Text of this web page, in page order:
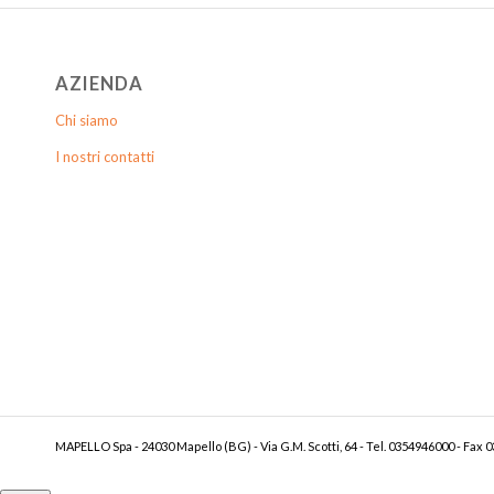
AZIENDA
Chi siamo
I nostri contatti
MAPELLO Spa - 24030 Mapello (BG) - Via G.M. Scotti, 64 - Tel. 0354946000 - Fax